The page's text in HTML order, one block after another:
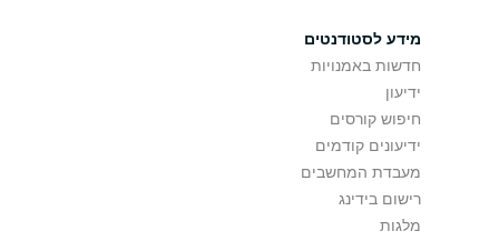
מידע לסטודנטים
חדשות באמנויות
ידיעון
חיפוש קורסים
ידיעונים קודמים
מעבדת המחשבים
רישום בידינג
מלגות